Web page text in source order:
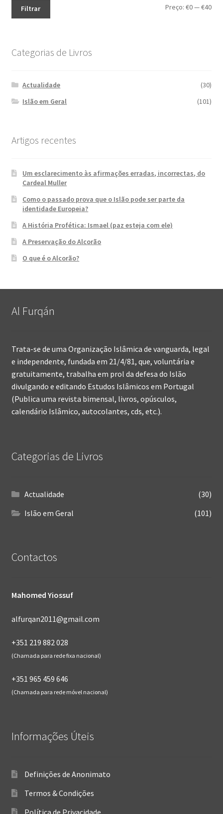
Filtrar Preço:€0—€40
Categorias de Livros
Actualidade
(30)
Islão em Geral
(101)
Artigos recentes
Um esclarecimento às afirmações erradas, incorrectas, do
Cardeal Muller
Como o passado prova que o Islão pode ser parte da
identidade Europeia?
A História Profética: Ismael (paz esteja com ele)
A Preservação do Alcorão
O que é o Alcorão?
Al Furqán
Trata-se de uma Organização Islâmica de vanguarda, legal
e independente, fundada em 21/4/81, que, voluntária e
gratuitamente, trabalha em prol da defesa do Islão
divulgando e editando Estudos Islâmicos em Portugal
(Publica uma revista bimensal, livros, opúsculos,
calendário Islâmico, autocolantes, cds, etc.).
Categorias de Livros
Actualidade
(30)
Islão em Geral
(101)
Contactos
Mahomed Yiossuf
alfurqan2011@gmail.com
+351 219 882 028
(Chamada para rede fixa nacional)
+351 965 459 646
(Chamada para rede móvel nacional)
Informações Úteis
Definições de Anonimato
Termos & Condições
Política de Privacidade